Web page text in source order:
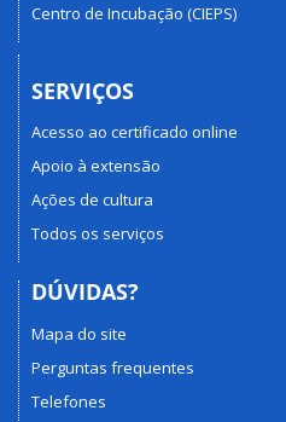
Centro de Incubação (CIEPS)
SERVIÇOS
Acesso ao certificado online
Apoio à extensão
Ações de cultura
Todos os serviços
DÚVIDAS?
Mapa do site
Perguntas frequentes
Telefones